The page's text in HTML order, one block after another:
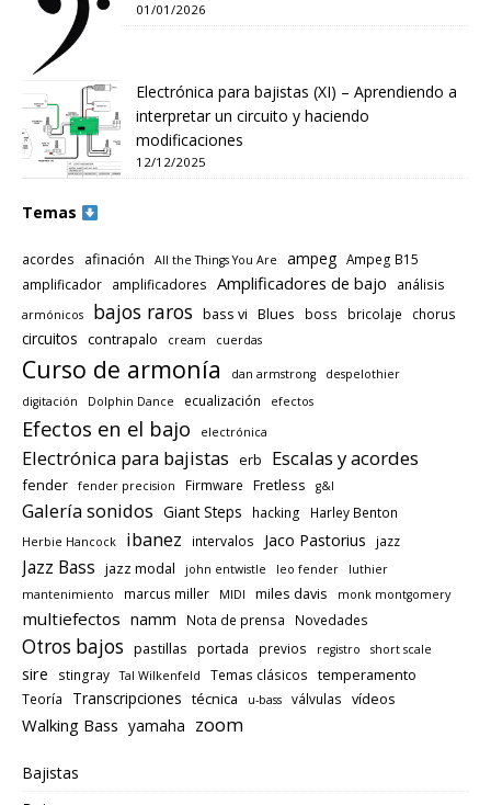
01/01/2026
Electrónica para bajistas (XI) – Aprendiendo a
interpretar un circuito y haciendo
modificaciones
12/12/2025
Temas
acordes afinación All the Things You Are ampeg Ampeg B15
amplificador
amplificadores Amplificadores de bajo análisis
armónicos bajos raros bass vi Blues boss bricolaje chorus
circuitos contrapalo cream cuerdas
Curso de armonía dan armstrong
despelothier
digitación
Dolphin Dance ecualización efectos
Efectos en el bajo electrónica
Electrónica para bajistas erb Escalas y acordes
fender fender precision Firmware Fretless g&l
Galería sonidos Giant Steps hacking Harley Benton
Herbie Hancock ibanez intervalos Jaco Pastorius jazz
Jazz Bass jazz modal john entwistle leo fender
luthier
mantenimiento
marcus miller MIDI miles davis monk montgomery
multiefectos namm Nota de prensa Novedades
Otros bajos pastillas portada previos registro short scale
sire stingray Tal Wilkenfeld Temas clásicos temperamento
Teoría Transcripciones técnica u-bass válvulas vídeos
Walking Bass yamaha zoom
Bajistas